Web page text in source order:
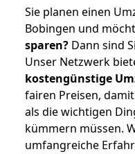
Sie planen einen
Bobingen und
sparen? Dann sind
Unser Netzwerk
kostengünstige
fairen Preisen,
als die wichtigen
kümmern müssen.
umfangreiche